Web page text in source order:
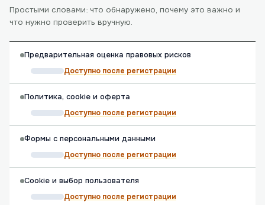
Простыми словами: что обнаружено, почему это важно и
что нужно проверить вручную.
Предварительная оценка правовых рисков
Доступно после регистрации
Политика, cookie и оферта
Доступно после регистрации
Формы с персональными данными
Доступно после регистрации
Cookie и выбор пользователя
Доступно после регистрации